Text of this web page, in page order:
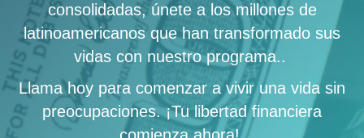
consolidadas, únete a los millones de
latinoamericanos que han transformado sus
vidas con nuestro programa..
Llama hoy para comenzar a vivir una vida sin
preocupaciones. ¡Tu libertad financiera